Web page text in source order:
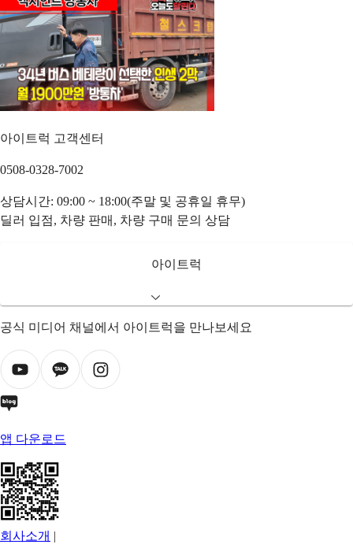
아이트럭 고객센터
0508-0328-7002
상담시간: 09:00 ~ 18:00(주말 및 공휴일 휴무)
딜러 입점, 차량 판매, 차량 구매 문의 상담
아이트럭
공식 미디어 채널에서 아이트럭을 만나보세요
앱 다운로드
회사소개 |